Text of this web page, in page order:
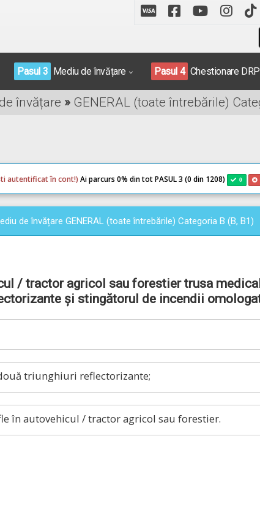
Pasul 3 Mediu de învățare Pasul 4 Chestionare
învățare » GENERAL (toate întrebările)
autentificat în cont!) Ai parcurs 0% din tot PASUL 3 (0 din 1208) 0
de învățare GENERAL (toate întrebările) Categoria B (B, B1)
/ tractor agricol sau forestier trusa
și stingătorul de incendii
triunghiuri reflectorizante;
în autovehicul / tractor agricol sau forestier.